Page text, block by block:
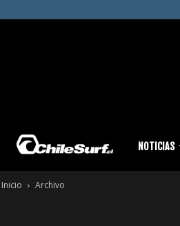
Chilesurf
NOTICIAS
Inicio Archivo